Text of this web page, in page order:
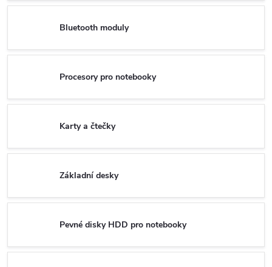
Bluetooth moduly
Procesory pro notebooky
Karty a čtečky
Základní desky
Pevné disky HDD pro notebooky